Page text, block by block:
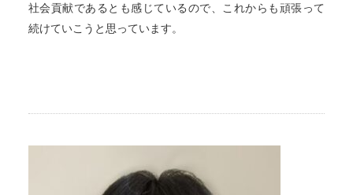
社会貢献であるとも感じているので、これからも頑張って
続けていこうと思っています。